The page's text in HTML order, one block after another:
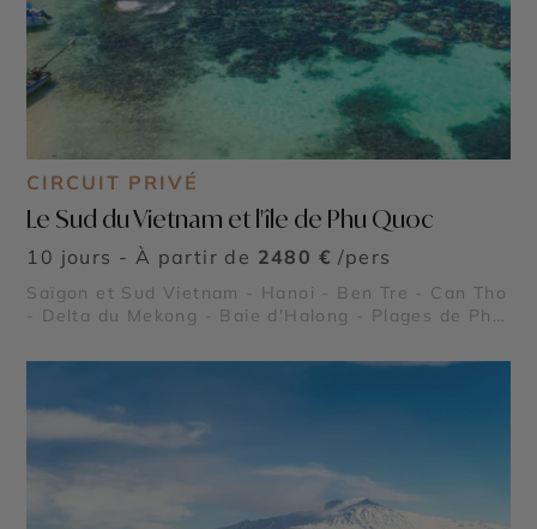
CIRCUIT PRIVÉ
Le Sud du Vietnam et l'île de Phu Quoc
10 jours - À partir de 2480 € /pers
Saïgon et Sud Vietnam - Hanoi - Ben Tre - Can Tho
- Delta du Mekong - Baie d'Halong - Plages de Phu